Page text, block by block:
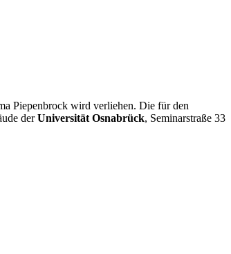
Piepenbrock wird verliehen. Die für den
derUniversität Osnabrück, Seminarstraße 33